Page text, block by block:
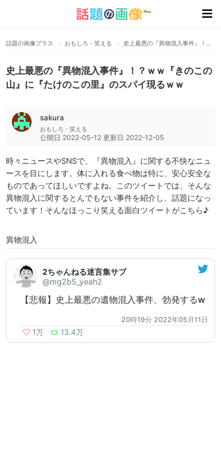
話題の画像プラス おもしろ・笑える 史上最悪の『異物混入事件』！？ｗｗ『きのこの山』に『たけのこの里』のスパイ現るｗｗ
史上最悪の『異物混入事件』！？ｗｗ『きのこの
山』に『たけのこの里』のスパイ現るｗｗ
sakura
おもしろ・笑える
公開日 2022-05-12 更新日 2022-12-05
時々ニュースやSNSで、『異物混入』に関する不快なニュ
ースを目にします。体に入れる食べ物は特に、安心安全な
ものであってほしいですよね。このツイートでは、そんな
異物混入に関するとんでもない事件を紹介し、話題になっ
ています！そんなほっこり笑える面白ツイートがこちら♪
異物混入
2ちゃんねる迷言集サブ
@mg2b5_yeah2
【悲報】史上最悪の遺物混入事件、勃発するw
20時19分 2022年05月11日
1万 13.4万